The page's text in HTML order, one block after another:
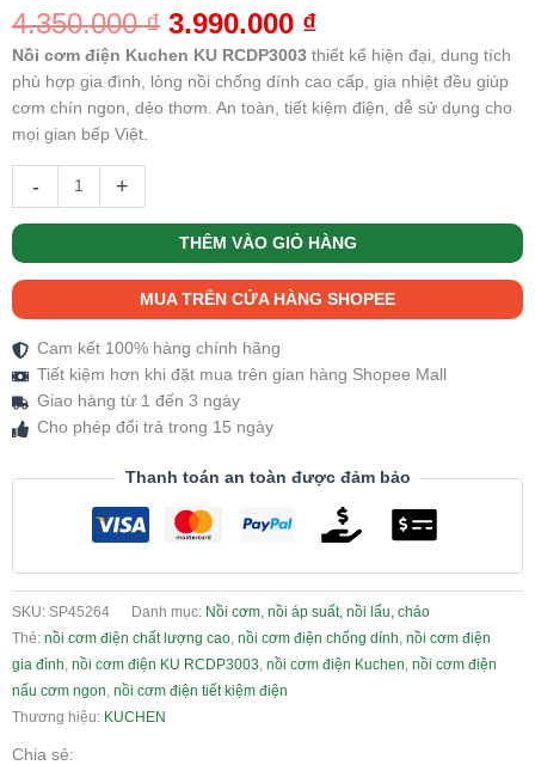
5.00trên 5
dựa trên
4.350.000₫ 3.990.000 ₫
Nồi cơm điện Kuchen KU RCDP3003 thiết kế hiện đại, dung tích
phù hợp gia đình, lòng nồi chống dính cao cấp, gia nhiệt đều giúp
cơm chín ngon, dẻo thơm. An toàn, tiết kiệm điện, dễ sử dụng cho
mọi gian bếp Việt.
- +
THÊM VÀO GIỎ HÀNG
MUA TRÊN CỬA HÀNG SHOPEE
Cam kết 100% hàng chính hãng
Tiết kiệm hơn khi đặt mua trên gian hàng Shopee Mall
Giao hàng từ 1 đến 3 ngày
Cho phép đổi trả trong 15 ngày
Thanh toán an toàn được đảm bảo
SKU: SP45264 Danh mục: Nồi cơm, nồi áp suất, nồi lẩu, chảo
Thẻ: nồi cơm điện chất lượng cao, nồi cơm điện chống dính, nồi cơm điện
gia đình, nồi cơm điện KU RCDP3003, nồi cơm điện Kuchen, nồi cơm điện
nấu cơm ngon, nồi cơm điện tiết kiệm điện
Thương hiệu: KUCHEN
Chia sẻ: